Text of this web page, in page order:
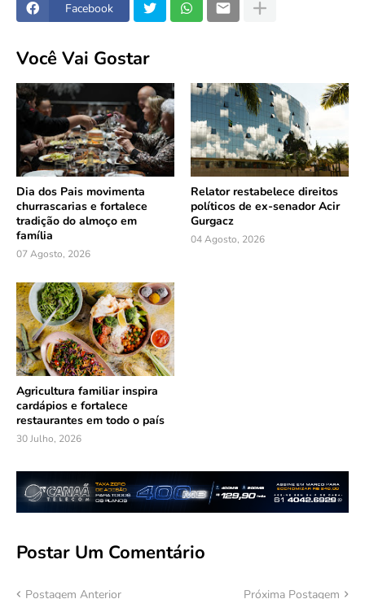
Facebook
Você Vai Gostar
Dia dos Pais movimenta
churrascarias e fortalece
tradição do almoço em
família
07 Agosto, 2026
Relator restabelece direitos
políticos de ex-senador Acir
Gurgacz
04 Agosto, 2026
Agricultura familiar inspira
cardápios e fortalece
restaurantes em todo o país
30 Julho, 2026
Postar Um Comentário
Postagem Anterior Próxima Postagem